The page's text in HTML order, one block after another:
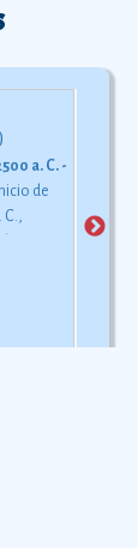
a. C. - 200 d. C)
de
C.,